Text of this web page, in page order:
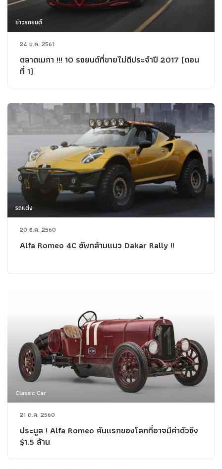
ข่าวรถยนต์
24 ม.ค. 2561
ตลาดเมกา !!! 10 รถยนต์ที่ขายไม่ดีประจำปี 2017 (ตอน
ที่ 1)
รถแต่ง
20 ธ.ค. 2560
Alfa Romeo 4C อัพกล้ามแนว Dakar Rally !!
Classic Car
21 ต.ค. 2560
ประมูล ! Alfa Romeo คันแรกของโลกที่อาจมีค่าตัวถึง
$1.5 ล้าน